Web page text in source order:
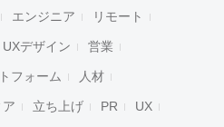
エンジニア リモート
UXデザイン 営業
フォーム 人材
ア 立ち上げ PR UX